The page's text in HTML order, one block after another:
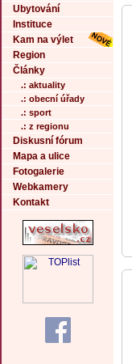
Ubytování
Instituce
Kam na výlet
Region
Články
.: aktuality
.: obecní úřady
.: sport
.: z regionu
Diskusní fórum
Mapa a ulice
Fotogalerie
Webkamery
Kontakt